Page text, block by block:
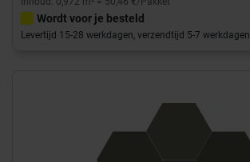
Wordt voor je besteld
Levertijd 15-28 werkdagen, verzendtijd 5-7 werkdagen